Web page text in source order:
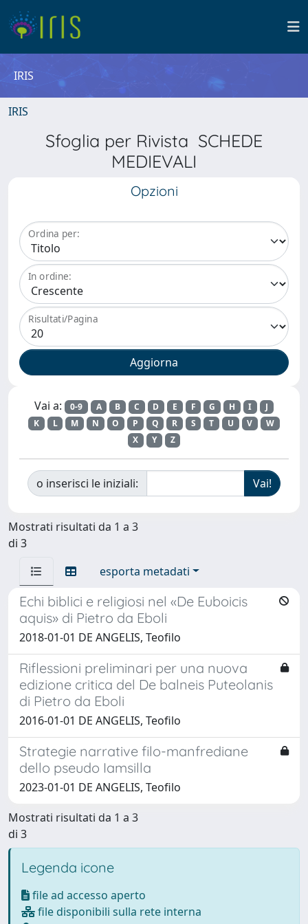
IRIS
IRIS
Sfoglia per Rivista SCHEDE
MEDIEVALI
Opzioni
Ordina per:
In ordine:
Risultati/Pagina
Vai a: 0-9 A B C D E F G H I
J
K
L M N O P Q R S T U V
W
X
Y Z
o inserisci le iniziali:
Mostrati risultati da 1 a 3
di 3
esporta metadati
Echi biblici e religiosi nel «De Euboicis
aquis» di Pietro da Eboli
2018-01-01 DE ANGELIS, Teofilo
Riflessioni preliminari per una nuova
edizione critica del De balneis Puteolanis
di Pietro da Eboli
2016-01-01 DE ANGELIS, Teofilo
Strategie narrative filo-manfrediane
dello pseudo Iamsilla
2023-01-01 DE ANGELIS, Teofilo
Mostrati risultati da 1 a 3
di 3
Legenda icone
file ad accesso aperto
file disponibili sulla rete interna